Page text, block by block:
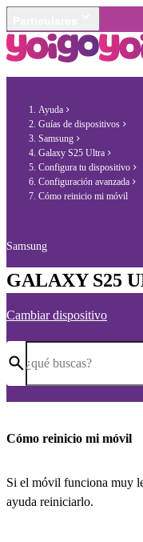
Ayuda
Guías de dispositivos
Samsung
Galaxy S25 Ultra
Configura tu dispositivo
Configuración avanzada
Cómo reinicio mi móvil
Samsung
GALAXY S25
Cambiar dispositivo
¿qué buscas?
Cómo reinicio mi móvil
Si el móvil funciona muy
ayuda reiniciarlo.